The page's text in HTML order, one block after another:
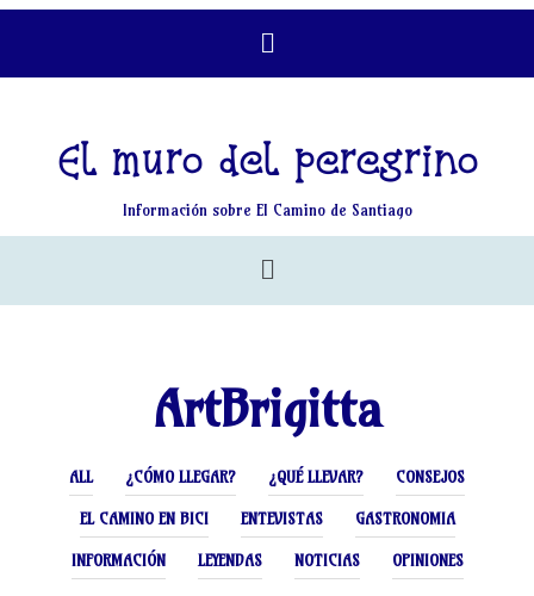
El muro del peregrino
Información sobre El Camino de Santiago
ArtBrigitta
ALL ¿CÓMO LLEGAR? ¿QUÉ LLEVAR? CONSEJOS
EL CAMINO EN BICI ENTEVISTAS GASTRONOMIA
INFORMACIÓN LEYENDAS NOTICIAS OPINIONES